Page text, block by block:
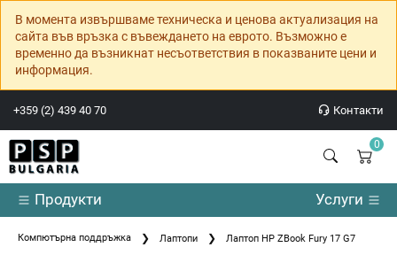
В момента извършваме техническа и ценова актуализация на
сайта във връзка с въвеждането на еврото. Възможно е
временно да възникнат несъответствия в показваните цени и
информация.
+359 (2) 439 40 70 Контакти
0
Продукти Услуги
Компютърна поддръжка Лаптопи Лаптоп HP ZBook Fury 17 G7